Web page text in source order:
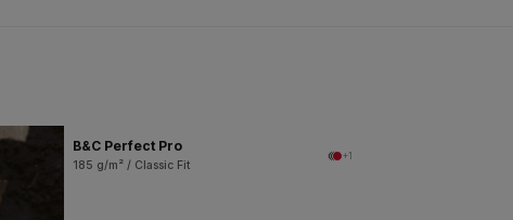
B&C Perfect Pro
185 g/m² / Classic Fit
+1